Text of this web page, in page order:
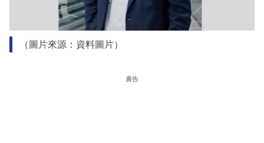
（圖片來源：資料圖片）
廣告